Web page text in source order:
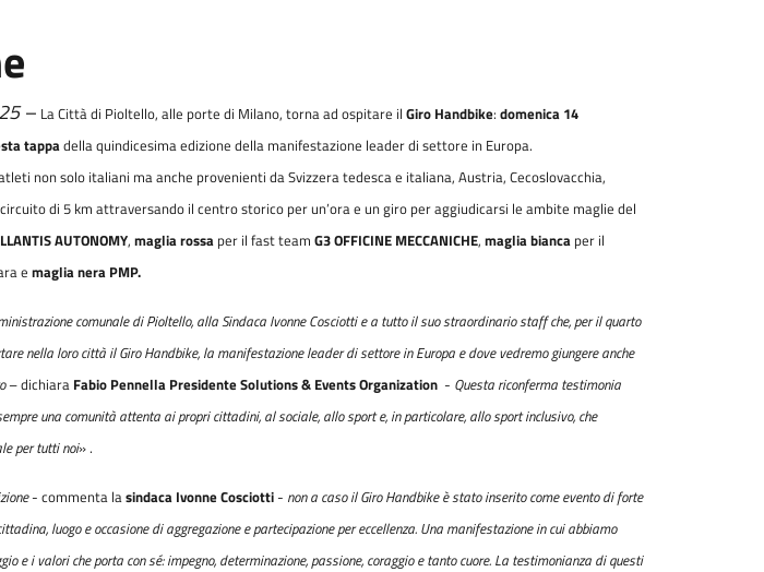
– La Città di Pioltello, alle porte di Milano, torna ad ospitare il Giro Handbike: domenica 14
tappadella quindicesima edizione della manifestazione leader di settore in Europa.
non solo italiani ma anche provenienti da Svizzera tedesca e italiana, Austria, Cecoslovacchia,
di 5 km attraversando il centro storico per un’ora e un giro per aggiudicarsi le ambite maglie del
AUTONOMY, maglia rossaper il fast team G3 OFFICINE MECCANICHE, maglia biancaper il
e maglia nera PMP.
comunale di Pioltello, alla Sindaca Ivonne Cosciotti e a tutto il suo straordinario staff che, per il quarto
nella loro città il Giro Handbike, la manifestazione leader di settore in Europa e dove vedremo giungere anche
– dichiara Fabio Pennella Presidente Solutions & Events Organization- Questa riconferma testimonia
una comunità attenta ai propri cittadini, al sociale, allo sport e, in particolare, allo sport inclusivo, che
per tutti noi» .
- commenta lasindaca Ivonne Cosciotti - non a caso il Giro Handbike è stato inserito come evento di forte
luogo e occasione di aggregazione e partecipazione per eccellenza. Una manifestazione in cui abbiamo
e i valori che porta con sé: impegno, determinazione, passione, coraggio e tanto cuore. La testimonianza di questi